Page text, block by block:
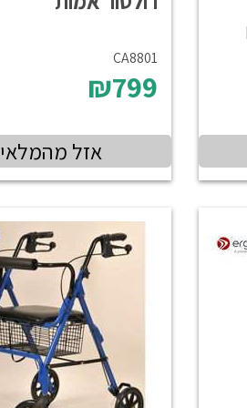
CA8801
₪799
אזל מהמלאי